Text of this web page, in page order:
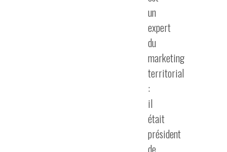
un
expert
du
marketing
territorial
:
il
était
président